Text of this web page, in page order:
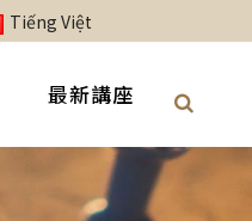
Tiếng Việt
最新講座